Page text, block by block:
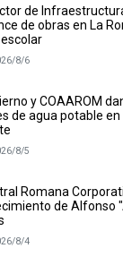
de
de obras en La
8/6
y COAAROM
de agua potable en
8/5
Romana
de Alfonso
8/4